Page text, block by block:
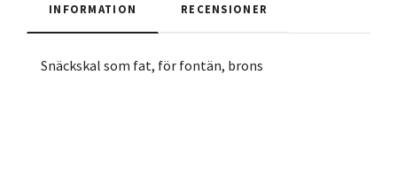
INFORMATION RECENSIONER
Snäckskal som fat, för fontän, brons